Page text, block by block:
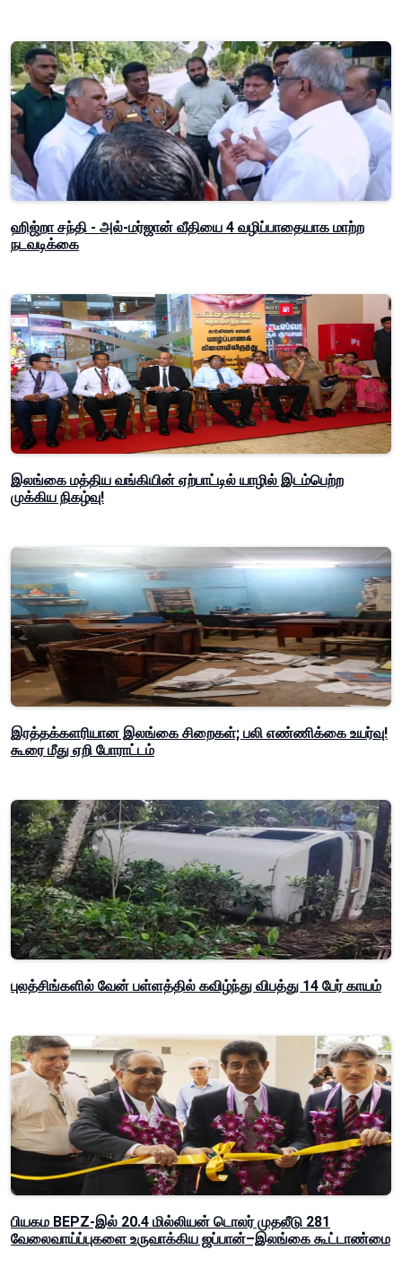
ஹிஜ்றா சந்தி - அல்-மர்ஜான் வீதியை 4 வழிப்பாதையாக மாற்ற
நடவடிக்கை
இலங்கை மத்திய வங்கியின் ஏற்பாட்டில் யாழில் இடம்பெற்ற
முக்கிய நிகழ்வு!
இரத்தக்களரியான இலங்கை சிறைகள்; பலி எண்ணிக்கை உயர்வு!
கூரை மீது ஏறி போராட்டம்
புலத்சிங்களில் வேன் பள்ளத்தில் கவிழ்ந்து விபத்து 14 பேர் காயம்
பியகம BEPZ-இல் 20.4 மில்லியன் டொலர் முதலீடு 281
வேலைவாய்ப்புகளை உருவாக்கிய ஜப்பான்–இலங்கை கூட்டாண்மை